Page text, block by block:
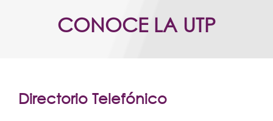
Conoce la UTP
Postgrados
CONOCE LA UTP
Directorio Telefónico